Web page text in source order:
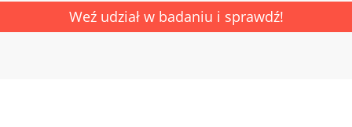
Weź udział w badaniu i sprawdź!